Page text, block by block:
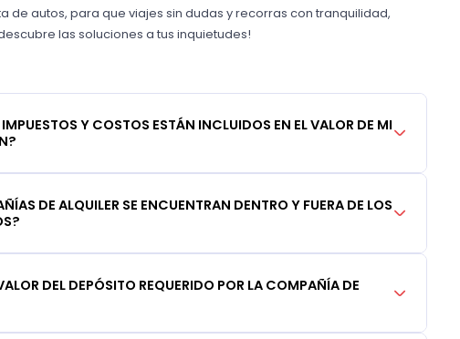
de autos, para que viajes sin dudas y recorras con tranquilidad,
las soluciones a tus inquietudes!
Y COSTOS ESTÁN INCLUIDOS EN EL VALOR DE MI
DE ALQUILER SE ENCUENTRAN DENTRO Y FUERA DE LOS
DEL DEPÓSITO REQUERIDO POR LA COMPAÑÍA DE